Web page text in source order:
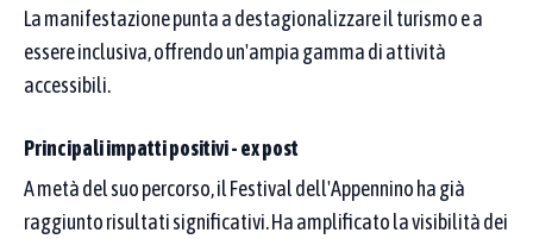
Puoi selezionare più Goal: vedrai le pratiche collegate ad almeno
uno di quelli scelti.
1 2
11 12 15
Aree tematiche
Puoi selezionare una o più aree tematiche dal menu. Se ne scegli
La manifestazione punta a destagionalizzare il turismo e a
essere inclusiva, offrendo un'ampia gamma di attività
accessibili.
Principali impatti positivi - ex post
A metà del suo percorso, il Festival dell'Appennino ha già
raggiunto risultati significativi. Ha amplificato la visibilità dei